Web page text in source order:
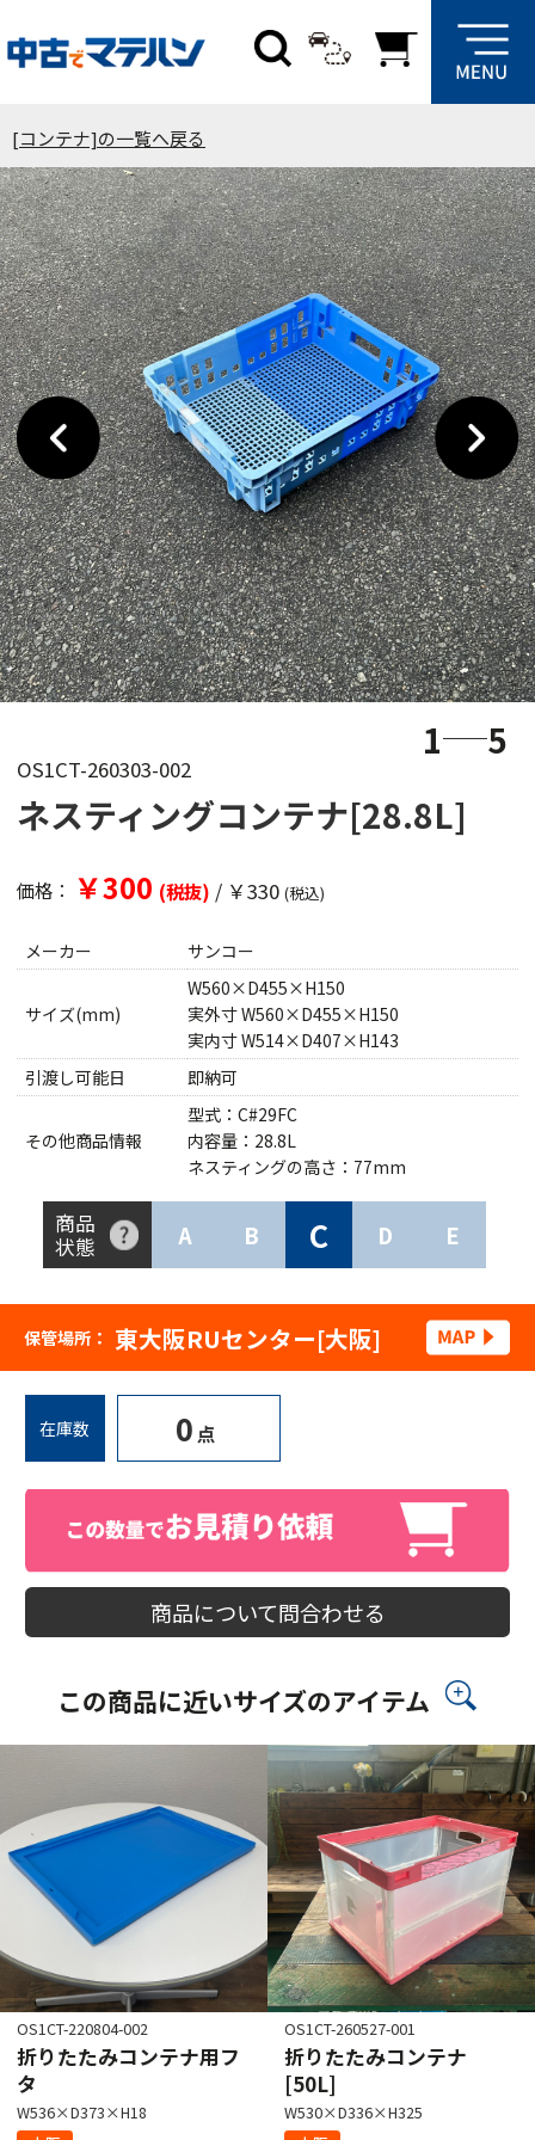
[コンテナ]の一覧へ戻る
1 5
OS1CT-260303-002
ネスティングコンテナ[28.8L]
価格： ￥300 (税抜) / ￥330 (税込)
メーカー サンコー
サイズ(mm)
W560×D455×H150
実外寸 W560×D455×H150
実内寸 W514×D407×H143
引渡し可能日
即納可
その他商品情報
型式：C#29FC
内容量：28.8L
ネスティングの高さ：77mm
商品
状態
A B C D E
保管場所： 東大阪RUセンター[大阪]
在庫数 0 点
商品について問合わせる
この商品に近いサイズのアイテム
OS1CT-220804-002
折りたたみコンテナ用フ
タ
W536×D373×H18
OS1CT-260527-001
折りたたみコンテナ
[50L]
W530×D336×H325